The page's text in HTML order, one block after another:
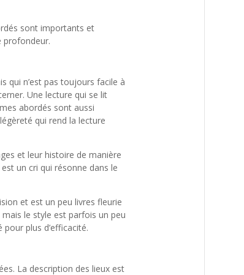
sont importants et
profondeur.
qui n’est pas toujours facile à
Une lecture qui se lit
abordés sont aussi
qui rend la lecture
et leur histoire de manière
un cri qui résonne dans le
et est un peu livres fleurie
le style est parfois un peu
plus d’efficacité.
La description des lieux est